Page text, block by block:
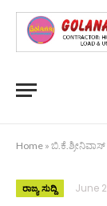
Home »
ರಾಜ್ಯ ಸುದ್ದಿ June